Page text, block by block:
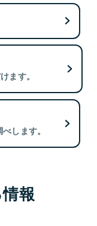
ます。
します。
報